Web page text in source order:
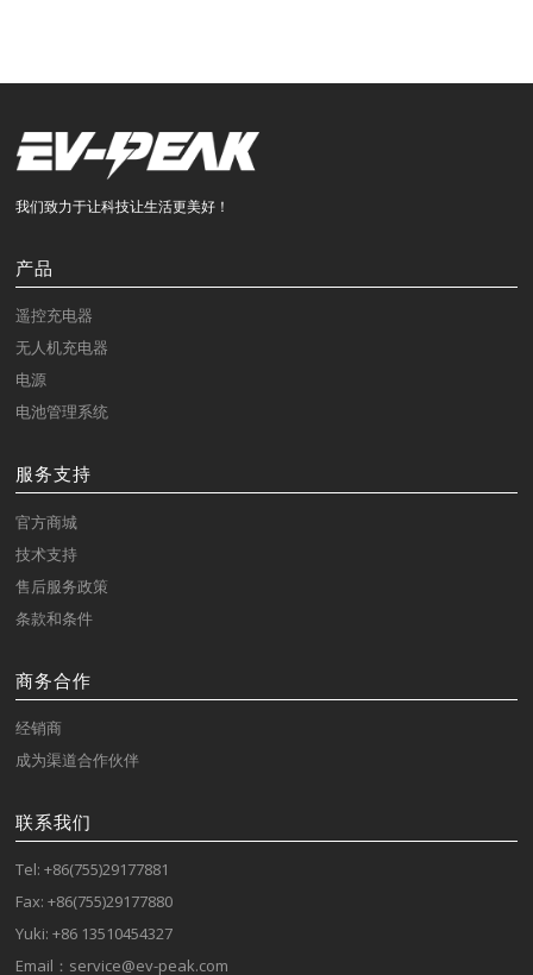
我们致力于让科技让生活更美好！
产品
遥控充电器
无人机充电器
电源
电池管理系统
服务支持
官方商城
技术支持
售后服务政策
条款和条件
商务合作
经销商
成为渠道合作伙伴
联系我们
Tel: +86(755)29177881
Fax: +86(755)29177880
Yuki: +86 13510454327
Email：service@ev-peak.com